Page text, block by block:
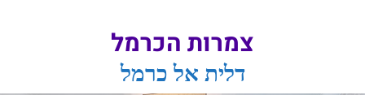
צמרות הכרמל
דלית אל כרמל